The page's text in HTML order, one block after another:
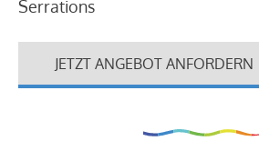
Serrations
JETZT ANGEBOT ANFORDERN